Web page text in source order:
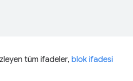
tüm ifadeler, blok ifadesi